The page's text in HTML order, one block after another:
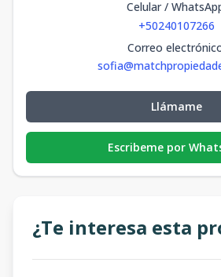
Celular /
+50240107266
Correo
Llámame
Escribeme por
¿Te interesa esta